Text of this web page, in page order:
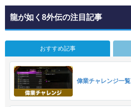
龍が如く8外伝の注目記事
おすすめ記事
偉業チャレンジ一覧